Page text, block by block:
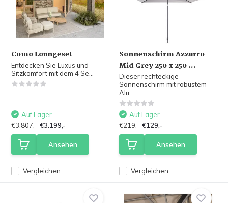
Como Loungeset
Entdecken Sie Luxus und
Sitzkomfort mit dem 4 Se...
Vergleichen
Auf Lager
€3.807,- €3.199,-
Ansehen
Sonnenschirm Azzurro
Mid Grey 250 x 250 ...
Dieser rechteckige
Sonnenschirm mit robustem
Alu...
Vergleichen
Auf Lager
€219,- €129,-
Ansehen